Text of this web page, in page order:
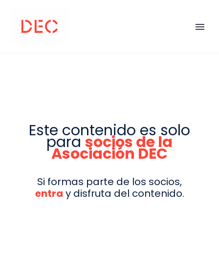
Este contenido es solo
parasocios de la
Asociación DEC
Si formas parte de los socios,
entra y disfruta del contenido.